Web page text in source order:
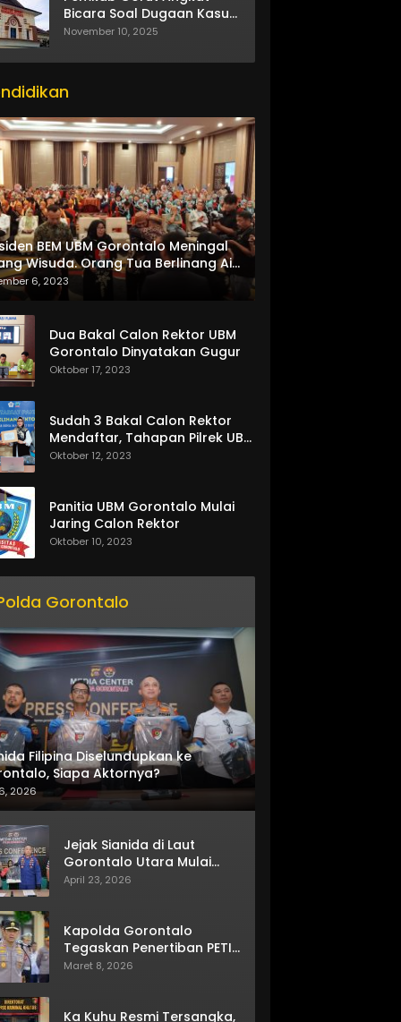
Bicara Soal Dugaan Kasus
Asusila Oknum ASN
November 10, 2025
BEM UBM Gorontalo Meningal
Wisuda. Orang Tua Berlinang Air
Menerima SKL dan Pemasangan
6, 2023
Dua Bakal Calon Rektor UBM
Gorontalo Dinyatakan Gugur
Oktober 17, 2023
Sudah 3 Bakal Calon Rektor
Mendaftar, Tahapan Pilrek UBM
Gorontalo Makin Seru
Oktober 12, 2023
Panitia UBM Gorontalo Mulai
Jaring Calon Rektor
Oktober 10, 2023
Gorontalo
Filipina Diselundupkan ke
Siapa Aktornya?
2026
Jejak Sianida di Laut
Gorontalo Utara Mulai
Terkuak
April 23, 2026
Kapolda Gorontalo
Tegaskan Penertiban PETI
Terus Berjalan
Maret 8, 2026
Ka Kuhu Resmi Tersangka,